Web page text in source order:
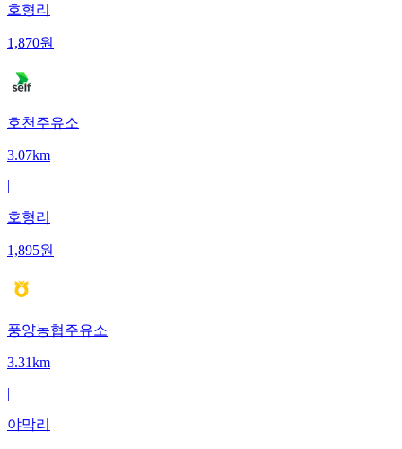
호형리
1,870원
호천주유소
3.07km
|
호형리
1,895원
풍양농협주유소
3.31km
|
야막리